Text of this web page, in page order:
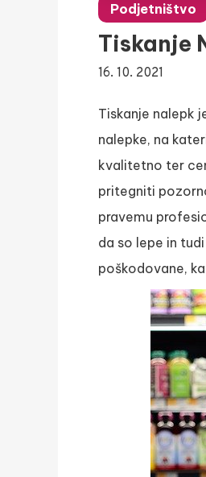
Podjetništvo
Tiskanje
16. 10. 2021
Tiskanje nalepk
nalepke, na
kvalitetno ter
pritegniti
pravemu
da so lepe in
poškodovane,